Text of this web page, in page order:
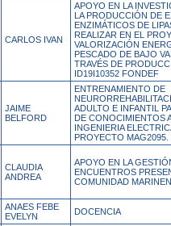
CARLOS IVAN
APOYO EN LA
LA PRODUCCIÓN DE
ENZIMÁTICOS DE
REALIZAR EN EL
VALORIZACIÓN
PESCADO DE BAJO
TRAVÉS DE
ID19I10352 FONDEF
JAIME
BELFORD
ENTRENAMIENTO DE
ADULTO E INFANTIL
DE CONOCIMIENTOS
INGENIERIA
PROYECTO MAG2095.
CLAUDIA
ANDREA
APOYO EN LA
ENCUENTROS
COMUNIDAD
ANAES FEBE
EVELYN
DOCENCIA